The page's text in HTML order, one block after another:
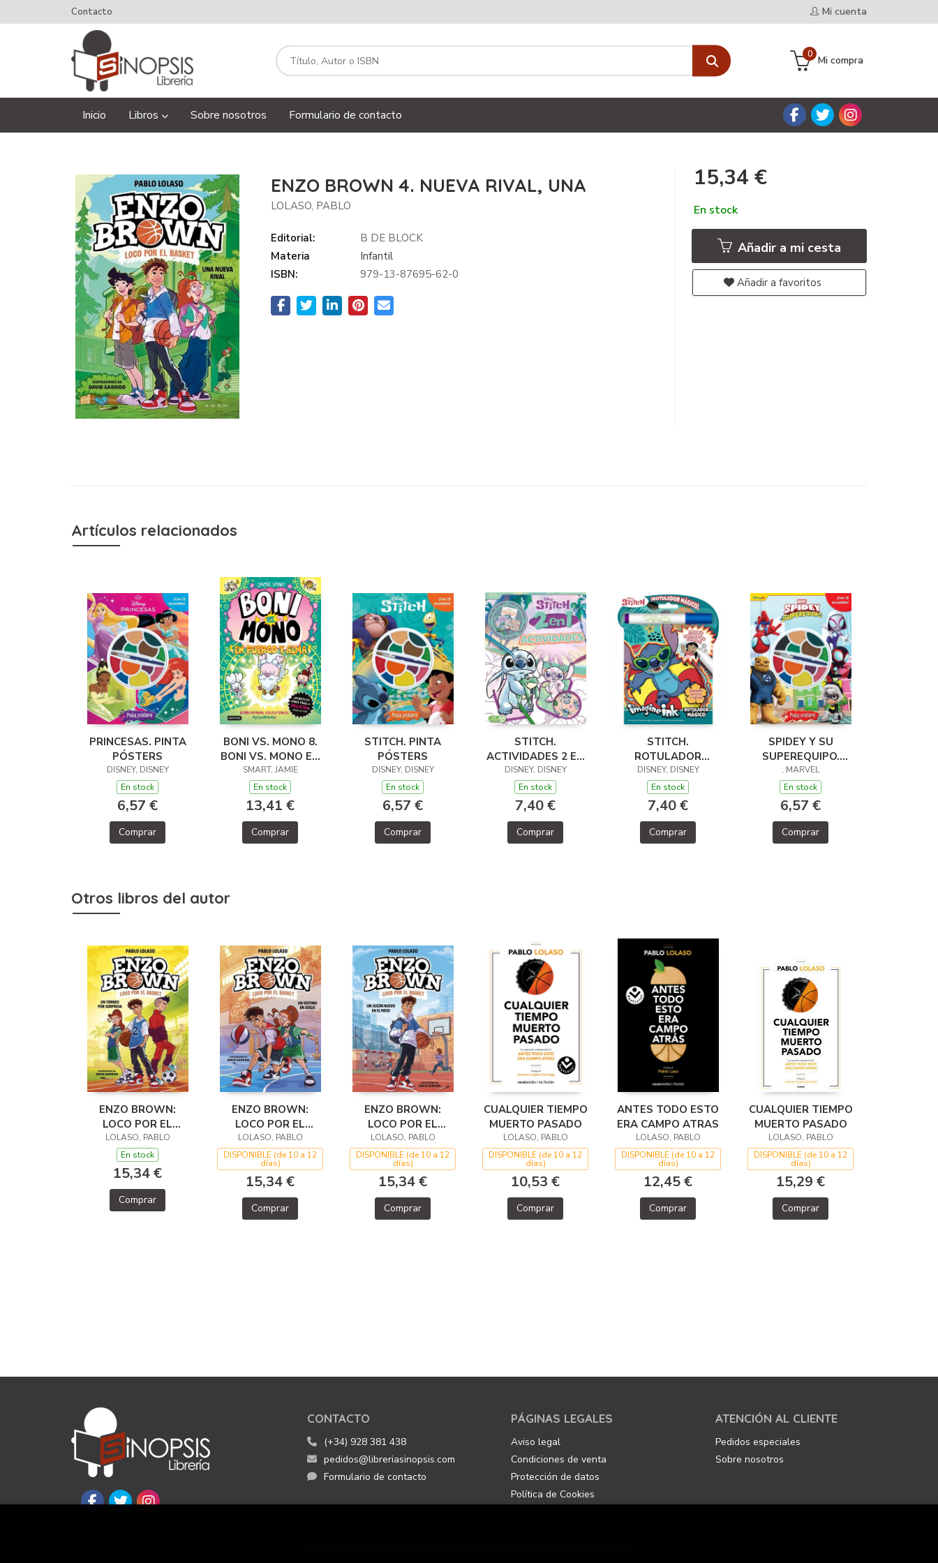
Mi cuenta
Contacto
Mi compra
0
Inicio Libros Sobre nosotros Formulario de contacto
ENZO BROWN 4. NUEVA RIVAL, UNA
LOLASO, PABLO
Editorial:
B DE BLOCK
Materia
Infantil
ISBN:
979-13-87695-62-0
15,34 €
En stock
Añadir a mi cesta
Añadir a favoritos
Artículos relacionados
PRINCESAS. PINTA
PÓSTERS
DISNEY, DISNEY
En stock
6,57 €
Comprar
BONI VS. MONO 8.
BONI VS. MONO EN
PUERCO Y ALMA
SMART, JAMIE
En stock
13,41 €
Comprar
STITCH. PINTA
PÓSTERS
DISNEY, DISNEY
En stock
6,57 €
Comprar
STITCH.
ACTIVIDADES 2 EN
1
DISNEY, DISNEY
En stock
7,40 €
Comprar
STITCH.
ROTULADOR
MÁGICO
DISNEY, DISNEY
En stock
7,40 €
Comprar
SPIDEY Y SU
SUPEREQUIPO.
PINTA PÓSTERS
, MARVEL
En stock
6,57 €
Comprar
Otros libros del autor
ENZO BROWN:
LOCO POR EL
BASKET 3 - UN
TORNEO POR
SORPRESA
LOLASO, PABLO
En stock
15,34 €
Comprar
ENZO BROWN:
LOCO POR EL
BASKET 2 - UN
DESTINO EN JUEGO
LOLASO, PABLO
DISPONIBLE (de 10 a 12
días)
15,34 €
Comprar
ENZO BROWN:
LOCO POR EL
BASKET 1 - UN
JUGÓN NUEVO EN
EL PATIO
LOLASO, PABLO
DISPONIBLE (de 10 a 12
días)
15,34 €
Comprar
CUALQUIER TIEMPO
MUERTO PASADO
LOLASO, PABLO
DISPONIBLE (de 10 a 12
días)
10,53 €
Comprar
ANTES TODO ESTO
ERA CAMPO ATRAS
LOLASO, PABLO
DISPONIBLE (de 10 a 12
días)
12,45 €
Comprar
CUALQUIER TIEMPO
MUERTO PASADO
LOLASO, PABLO
DISPONIBLE (de 10 a 12
días)
15,29 €
Comprar
CONTACTO
(+34) 928 381 438
pedidos@libreriasinopsis.com
Formulario de contacto
PÁGINAS LEGALES
Aviso legal
Condiciones de venta
Protección de datos
Política de Cookies
ATENCIÓN AL CLIENTE
Pedidos especiales
Sobre nosotros